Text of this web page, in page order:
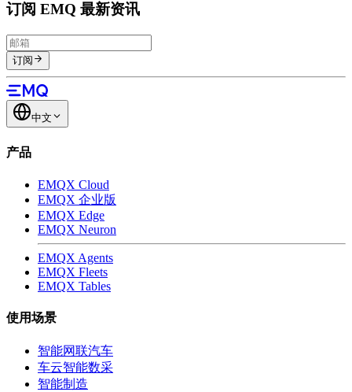
订阅 EMQ 最新资讯
订阅
中文
产品
EMQX Cloud
EMQX 企业版
EMQX Edge
EMQX Neuron
EMQX Agents
EMQX Fleets
EMQX Tables
使用场景
智能网联汽车
车云智能数采
智能制造